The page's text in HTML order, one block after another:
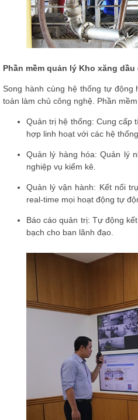
Phần mềm quản lý Kho xăng
Song hành cùng hệ thống tự động
toàn làm chủ công nghệ. Phần
Quản trị hệ thống: Cung cấp
hợp linh hoạt với các hệ
Quản lý hàng hóa: Quản lý
nghiệp vụ kiểm kê.
Quản lý vận hành: Kết nối
real-time mọi hoạt động tự
Báo cáo quản trị: Tự động
bạch cho ban lãnh đạo.